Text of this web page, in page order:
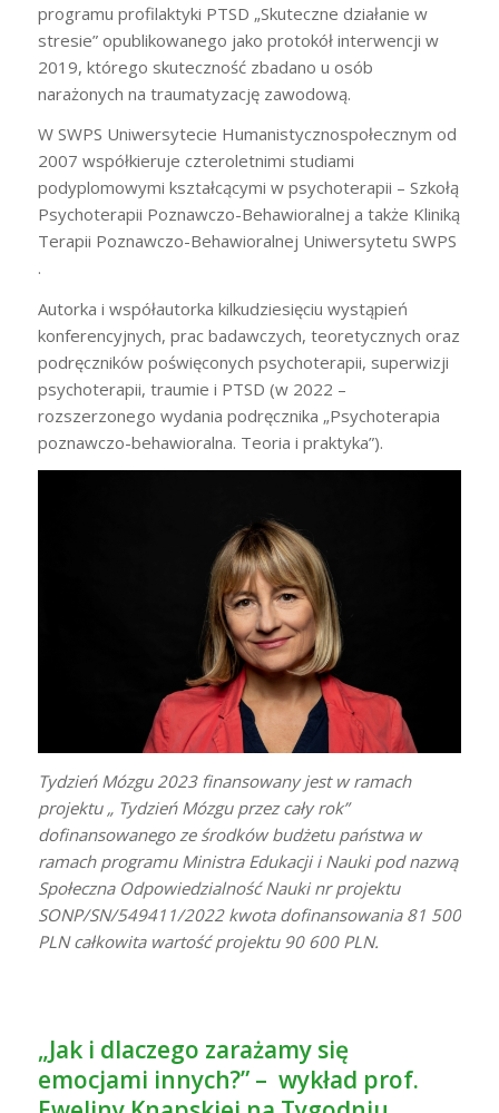
programu profilaktyki PTSD „Skuteczne działanie w
stresie” opublikowanego jako protokół interwencji w
2019, którego skuteczność zbadano u osób
narażonych na traumatyzację zawodową.
W SWPS Uniwersytecie Humanistycznospołecznym od
2007 współkieruje czteroletnimi studiami
podyplomowymi kształcącymi w psychoterapii – Szkołą
Psychoterapii Poznawczo-Behawioralnej a także Kliniką
Terapii Poznawczo-Behawioralnej Uniwersytetu SWPS
.
Autorka i współautorka kilkudziesięciu wystąpień
konferencyjnych, prac badawczych, teoretycznych oraz
podręczników poświęconych psychoterapii, superwizji
psychoterapii, traumie i PTSD (w 2022 –
rozszerzonego wydania podręcznika „Psychoterapia
poznawczo-behawioralna. Teoria i praktyka”).
Tydzień Mózgu 2023 finansowany jest w ramach
projektu „ Tydzień Mózgu przez cały rok”
dofinansowanego ze środków budżetu państwa w
ramach programu Ministra Edukacji i Nauki pod nazwą
Społeczna Odpowiedzialność Nauki nr projektu
SONP/SN/549411/2022 kwota dofinansowania 81 500
PLN całkowita wartość projektu 90 600 PLN.
„Jak i dlaczego zarażamy się
emocjami innych?” – wykład prof.